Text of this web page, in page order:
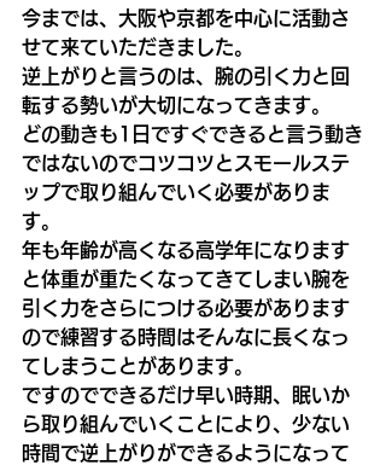
今までは、大阪や京都を中心に活動さ
せて来ていただきました。
逆上がりと言うのは、腕の引く力と回
転する勢いが大切になってきます。
どの動きも1日ですぐできると言う動き
ではないのでコツコツとスモールステ
ップで取り組んでいく必要がありま
す。
年も年齢が高くなる高学年になります
と体重が重たくなってきてしまい腕を
引く力をさらにつける必要があります
ので練習する時間はそんなに長くなっ
てしまうことがあります。
ですのでできるだけ早い時期、眠いか
ら取り組んでいくことにより、少ない
時間で逆上がりができるようになって